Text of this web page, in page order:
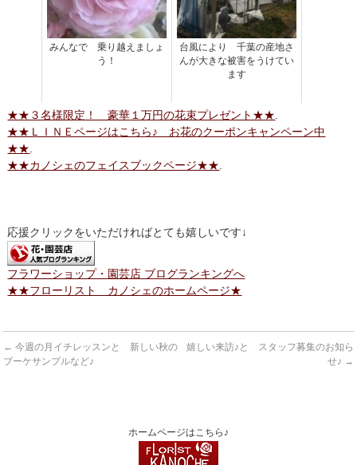
みんなで 乗り越えましょ
う！
台風により 千葉の産地さ
んが大きな被害をうけてい
ます
★★３名様限定！ 豪華１万円の花束プレゼント★★
★★ＬＩＮＥページはこちら♪ お花のクーポンキャンペーン中
★★
★★カノシェのフェイスブックページ★★
応援クリックをいただければとても嬉しいです↓
フラワーショップ・園芸店 ブログランキングへ
★★フローリスト カノシェのホームページ★
← 今週の月イチレッスンと 新しい秋の
ブーケサンプルなど♪
嬉しい来訪♪と スタッフ募集のお知ら
せ♪ →
ホームページはこちら♪